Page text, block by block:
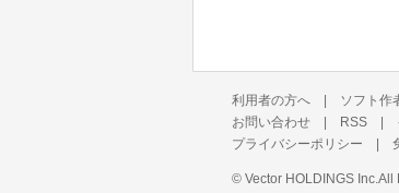
利用者の方へ | ソフト作
お問い合わせ | RSS |
プライバシーポリシー |
© Vector HOLDINGS Inc. All